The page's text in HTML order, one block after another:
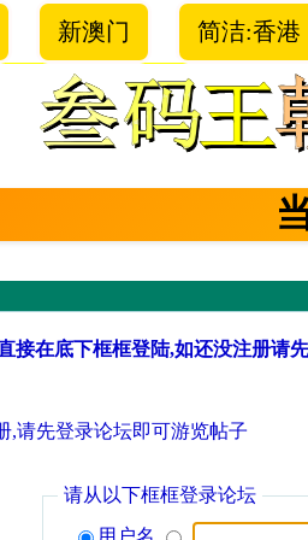
新澳门 简洁:香港
接在底下框框登陆,如还没注册请
,请先登录论坛即可游览帖子
请从以下框框登录论坛
用户名